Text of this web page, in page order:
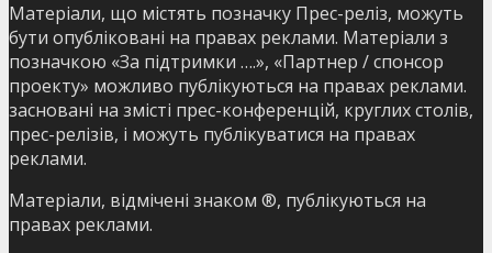
Матеріали, що містять позначку Прес-реліз, можуть
бути опубліковані на правах реклами. Матеріали з
позначкою «За підтримки ….», «Партнер / спонсор
проекту» можливо публікуються на правах реклами.
засновані на змісті прес-конференцій, круглих столів,
прес-релізів, і можуть публікуватися на правах
реклами.
Матеріали, відмічені знаком ®, публікуються на
правах реклами.